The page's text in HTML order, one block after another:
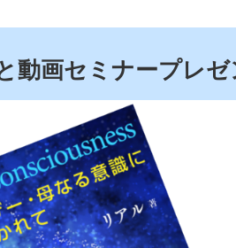
動画セミナープレゼ